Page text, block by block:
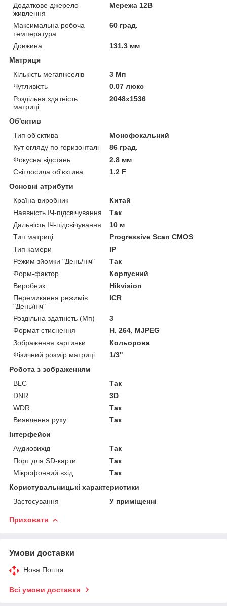
Додаткове джерело
живлення
Мережа 12В
Максимальна робоча
температура
60 град.
Довжина
131.3 мм
Матриця
Кількість мегапікселів
3 Мп
Чутливість
0.07 люкс
Роздільна здатність
матриці
2048x1536
Об'єктив
Тип об'єктива
Монофокальний
Кут огляду по горизонталі
86 град.
Фокусна відстань
2.8 мм
Світлосила об'єктива
1.2 F
Основні атрибути
Країна виробник
Китай
Наявність ІЧ-підсвічування
Так
Дальність ІЧ-підсвічування
10 м
Тип матриці
Progressive Scan CMOS
Тип камери
IP
Режим зйомки "День/ніч"
Так
Форм-фактор
Корпусний
Виробник
Hikvision
Перемикання режимів
"День/ніч"
ICR
Роздільна здатність (Мп)
3
Формат стиснення
H. 264, MJPEG
Зображення картинки
Кольорова
Фізичний розмір матриці
1/3"
Робота з зображенням
BLC
Так
DNR
3D
WDR
Так
Виявлення руху
Так
Інтерфейси
Аудиовихід
Так
Порт для SD-карти
Так
Мікрофонний вхід
Так
Користувальницькі характеристики
Застосування
У приміщенні
Приховати
Умови доставки
Нова Пошта
Всі умови доставки